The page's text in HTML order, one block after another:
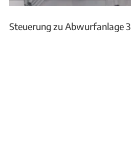
Steuerung zu Abwurfanlage 3